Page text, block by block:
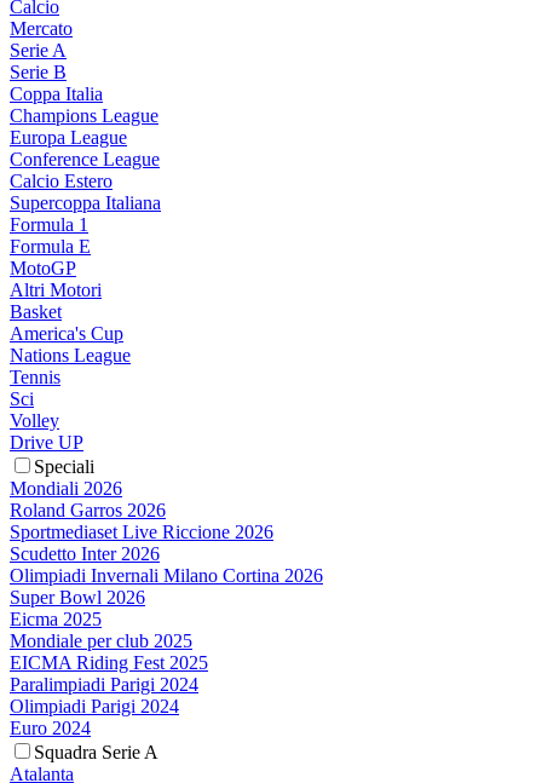
Calcio
Mercato
Serie A
Serie B
Coppa Italia
Champions League
Europa League
Conference League
Calcio Estero
Supercoppa Italiana
Formula 1
Formula E
MotoGP
Altri Motori
Basket
America's Cup
Nations League
Tennis
Sci
Volley
Drive UP
Speciali
Mondiali 2026
Roland Garros 2026
Sportmediaset Live Riccione 2026
Scudetto Inter 2026
Olimpiadi Invernali Milano Cortina 2026
Super Bowl 2026
Eicma 2025
Mondiale per club 2025
EICMA Riding Fest 2025
Paralimpiadi Parigi 2024
Olimpiadi Parigi 2024
Euro 2024
Squadra Serie A
Atalanta